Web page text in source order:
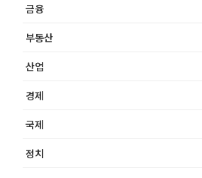
금융
부동산
산업
경제
국제
정치